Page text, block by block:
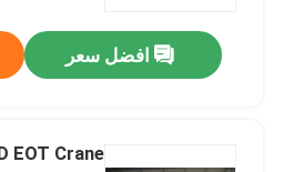
رافعة سطح السفينة البحرية
افضل سعر